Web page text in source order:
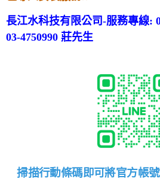
長江水科技有限公司-服務專線:
03-4750990 莊先生
掃描行動條碼即可將官方帳